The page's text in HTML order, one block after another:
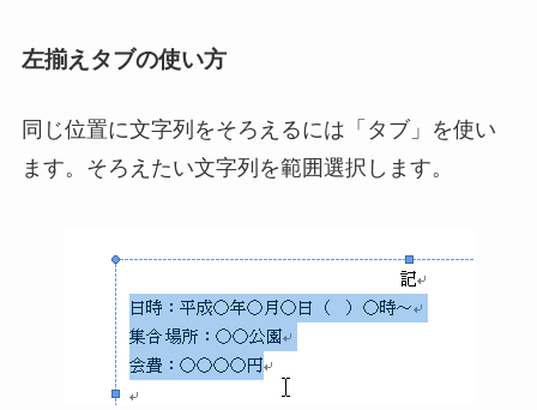
左揃えタブの使い方
同じ位置に文字列をそろえるには「タブ」を使い
ます。そろえたい文字列を範囲選択します。